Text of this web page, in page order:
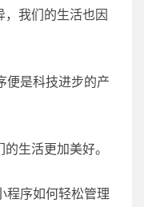
，我们的生活也因
便是科技进步的产
生活更加美好。
程序如何轻松管理